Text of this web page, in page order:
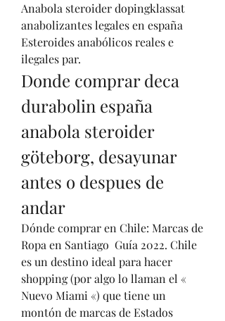
Anabola steroider dopingklassat
anabolizantes legales en españa
Esteroides anabólicos reales e
ilegales par.
Donde comprar deca
durabolin españa
anabola steroider
göteborg, desayunar
antes o despues de
andar
Dónde comprar en Chile: Marcas de
Ropa en Santiago  Guía 2022. Chile
es un destino ideal para hacer
shopping (por algo lo llaman el «
Nuevo Miami «) que tiene un
montón de marcas de Estados